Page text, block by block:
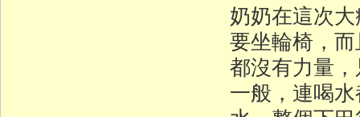
奶奶在這次
要坐輪椅，
都沒有力量
一般，連喝